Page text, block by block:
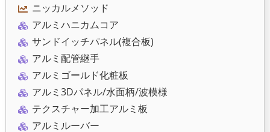
ニッカルメソッド
アルミハニカムコア
サンドイッチパネル(複合板)
アルミ配管継手
アルミゴールド化粧板
アルミ3Dパネル/水面柄/波模様
テクスチャー加工アルミ板
アルミルーバー